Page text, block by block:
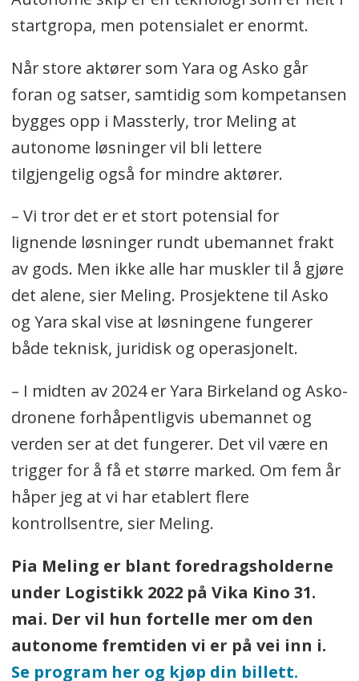
startgropa, men potensialet er enormt.
Når store aktører som Yara og Asko går
foran og satser, samtidig som kompetansen
bygges opp i Massterly, tror Meling at
autonome løsninger vil bli lettere
tilgjengelig også for mindre aktører.
– Vi tror det er et stort potensial for
lignende løsninger rundt ubemannet frakt
av gods. Men ikke alle har muskler til å gjøre
det alene, sier Meling. Prosjektene til Asko
og Yara skal vise at løsningene fungerer
både teknisk, juridisk og operasjonelt.
– I midten av 2024 er Yara Birkeland og Asko-
dronene forhåpentligvis ubemannet og
verden ser at det fungerer. Det vil være en
trigger for å få et større marked. Om fem år
håper jeg at vi har etablert flere
kontrollsentre, sier Meling.
Pia Meling er blant foredragsholderne
under Logistikk 2022 på Vika Kino 31.
mai. Der vil hun fortelle mer om den
autonome fremtiden vi er på vei inn i.
Se program her og kjøp din billett.